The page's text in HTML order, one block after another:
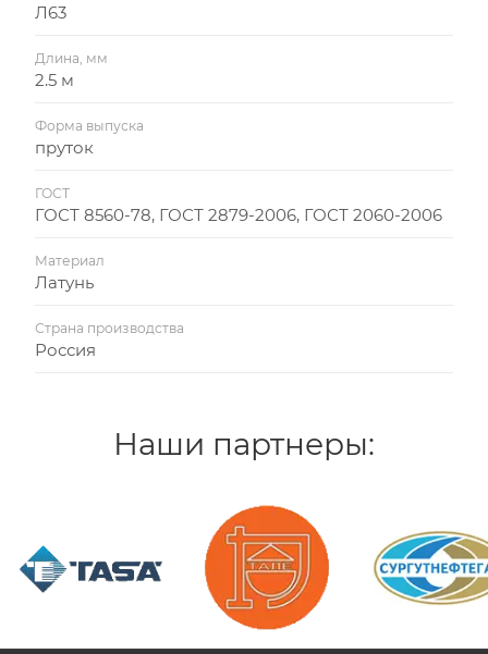
Л63
Длина, мм
2.5 м
Форма выпуска
пруток
ГОСТ
ГОСТ 8560-78, ГОСТ 2879-2006, ГОСТ 2060-2006
Материал
Латунь
Страна производства
Россия
Наши партнеры: